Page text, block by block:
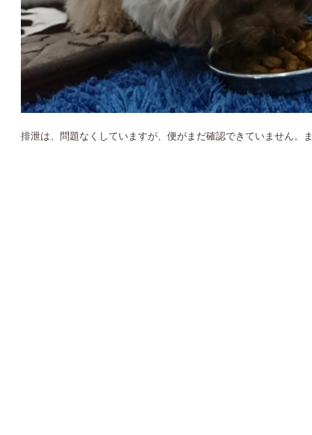
排泄は、問題なくしていますが、便がまだ確認できていません。